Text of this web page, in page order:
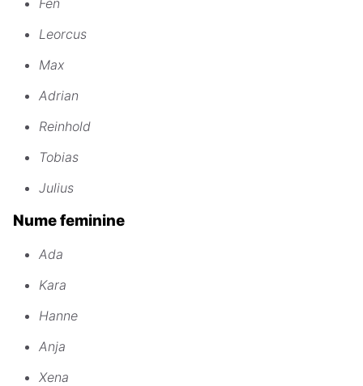
Fen
Leorcus
Max
Adrian
Reinhold
Tobias
Julius
Nume feminine
Ada
Kara
Hanne
Anja
Xena